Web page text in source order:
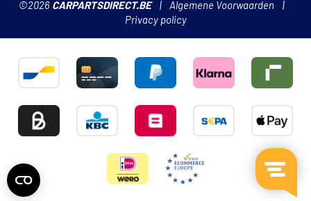
©2026 CARPARTSDIRECT.BE
Algemene Voorwaarden
Privacy policy